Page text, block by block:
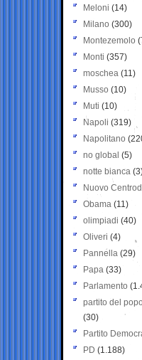
Meloni (14)
Milano (300)
Montezemolo
Monti (357)
moschea (11)
Musso (10)
Muti (10)
Napoli (319)
Napolitano
no global (5)
notte bianca
Nuovo
Obama (11)
olimpiadi (40)
Oliveri (4)
Pannella (29)
Papa (33)
Parlamento
partito del
(30)
Partito
PD (1.188)